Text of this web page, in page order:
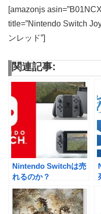
[amazonjs
title=”Nintendo Switch
ンレッド”]
関連記事:
Nintendo Switchは売
れるのか？